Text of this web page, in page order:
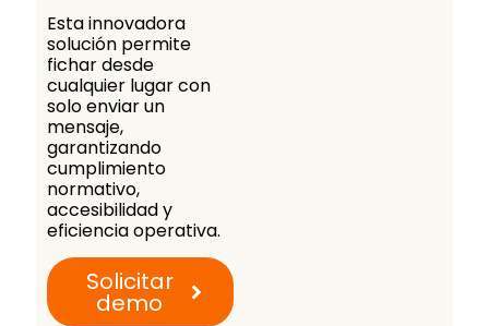
Esta innovadora
solución permite
fichar desde
cualquier lugar con
solo enviar un
mensaje,
garantizando
cumplimiento
normativo,
accesibilidad y
eficiencia operativa.
Solicitar
demo